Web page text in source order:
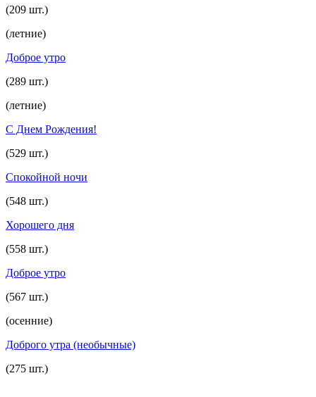
(209 шт.)
(летние)
Доброе утро
(289 шт.)
(летние)
С Днем Рождения!
(529 шт.)
Спокойной ночи
(548 шт.)
Хорошего дня
(558 шт.)
Доброе утро
(567 шт.)
(осенние)
Доброго утра (необычные)
(275 шт.)